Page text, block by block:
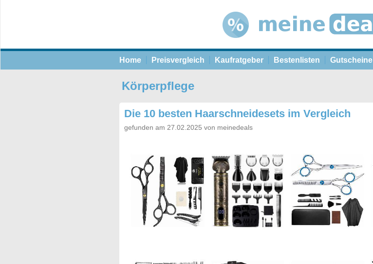
Home Preisvergleich Kaufratgeber Bestenlisten Gutscheine
Körperpflege
Die 10 besten Haarschneidesets im Vergleich
gefunden am 27.02.2025 von meinedeals